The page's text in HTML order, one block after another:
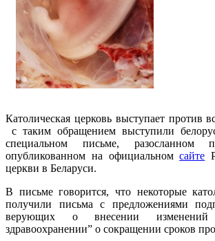
Католическая церковь выступает против
с таким обращением выступили
специальном письме,
опубликованном на официальномсайте
церкви в Беларуси.
В письме говорится, что некоторые
получили письма с предложениями
верующих о внесении
здравоохранении” о сокращении сроков